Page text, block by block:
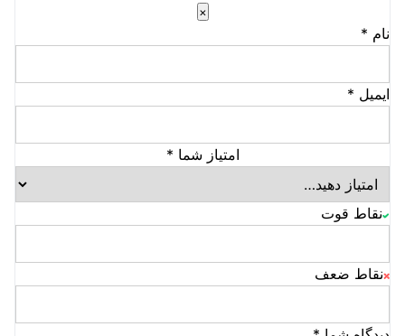
×
نام *
ایمیل *
امتیاز شما *
نقاط قوت
نقاط ضعف